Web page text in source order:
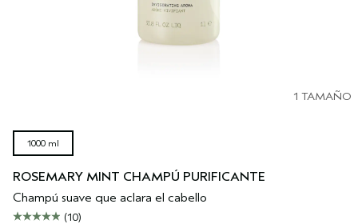
1 TAMAÑO
1000 ml
ROSEMARY MINT CHAMPÚ PURIFICANTE
Champú suave que aclara el cabello
(10)